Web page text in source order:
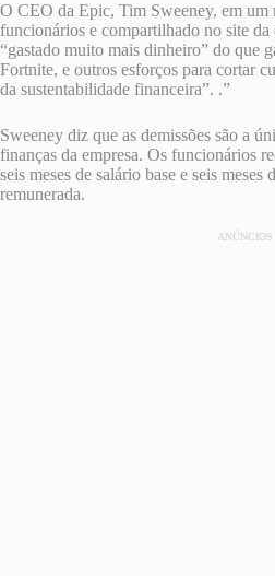
O CEO da Epic, Tim Sweeney, em um
funcionários e compartilhado no site da
“gastado muito mais dinheiro” do que
Fortnite, e outros esforços para cortar
da sustentabilidade financeira”. .”
Sweeney diz que as demissões são a
finanças da empresa. Os funcionários
seis meses de salário base e seis meses
remunerada.
ANÚNCIOS